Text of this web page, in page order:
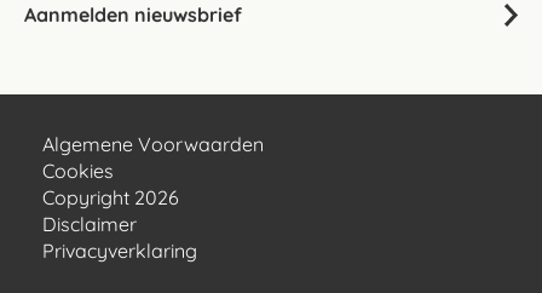
Aanmelden nieuwsbrief
Algemene Voorwaarden
Cookies
Copyright 2026
Disclaimer
Privacyverklaring